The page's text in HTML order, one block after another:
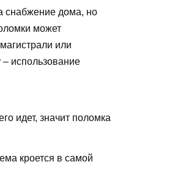
снабжение дома, но
может
или
использование
идет, значит поломка
кроется в самой